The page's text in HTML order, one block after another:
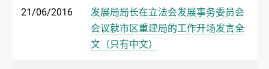
21/06/2016
发展局局长在立法会发展事务委员会
会议就市区重建局的工作开场发言全
文（只有中文）